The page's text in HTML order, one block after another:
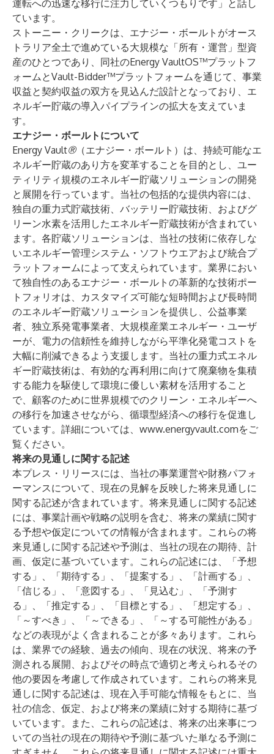
運転への迅速な移行に注力していくつもりです」と話し
ています。
ストーニー・クリークは、エナジー・ボールトがオース
トラリア全土で進めている大規模な「所有・運営」型資
産のひとつであり、同社のEnergy VaultOS™プラットフ
ォームとVault-Bidder™プラットフォームを通じて、事業
収益と契約収益の双方を見込んだ設計となっており、エ
ネルギー貯蔵の導入パイプラインの拡大を支えていま
す。
エナジー・ボールトについて
Energy Vault®（エナジー・ボールト）は、持続可能なエ
ネルギー貯蔵のあり方を変革することを目的とし、ユー
ティリティ規模のエネルギー貯蔵ソリューションの開発
と展開を行っています。当社の包括的な提供内容には、
独自の重力式貯蔵技術、バッテリー貯蔵技術、およびグ
リーン水素を活用したエネルギー貯蔵技術が含まれてい
ます。各貯蔵ソリューションは、当社の技術に依存しな
いエネルギー管理システム・ソフトウエアおよび統合プ
ラットフォームによって支えられています。業界におい
て独自性のあるエナジー・ボールトの革新的な技術ポー
トフォリオは、カスタマイズ可能な短時間および長時間
のエネルギー貯蔵ソリューションを提供し、公益事業
者、独立系発電事業者、大規模産業エネルギー・ユーザ
ーが、電力の信頼性を維持しながら平準化発電コストを
大幅に削減できるよう支援します。当社の重力式エネル
ギー貯蔵技術は、有効的な再利用に向けて廃棄物を集積
する能力を駆使して環境に優しい素材を活用すること
で、顧客のために世界規模でのクリーン・エネルギーへ
の移行を加速させながら、循環型経済への移行を促進し
ています。詳細については、 www.energyvault.comをご
覧ください。
将来の見通しに関する記述
本プレス・リリースには、当社の事業運営や財務パフォ
ーマンスについて、現在の見解を反映した将来見通しに
関する記述が含まれています。将来見通しに関する記述
には、事業計画や戦略の説明を含む、将来の業績に関す
る予想や仮定についての情報が含まれます。これらの将
来見通しに関する記述や予測は、当社の現在の期待、計
画、仮定に基づいています。これらの記述には、「予想
する」、「期待する」、「提案する」、「計画する」、
「信じる」、「意図する」、「見込む」、「予測す
る」、「推定する」、「目標とする」、「想定する」、
「～すべき」、「～できる」、「～する可能性がある」
などの表現がよく含まれることが多々あります。これら
は、業界での経験、過去の傾向、現在の状況、将来の予
測される展開、およびその時点で適切と考えられるその
他の要因を考慮して作成されています。これらの将来見
通しに関する記述は、現在入手可能な情報をもとに、当
社の信念、仮定、および将来の業績に対する期待に基づ
いています。また、これらの記述は、将来の出来事につ
いての当社の現在の期待や予測に基づいた単なる予測に